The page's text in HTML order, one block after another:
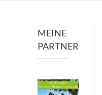
MEINE
PARTNER